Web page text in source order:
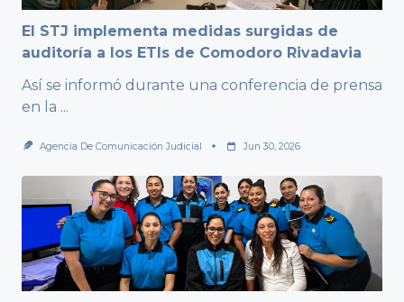
El STJ implementa medidas surgidas de
auditoría a los ETIs de Comodoro Rivadavia
Así se informó durante una conferencia de prensa
en la ...
Agencia De Comunicación Judicial Jun 30, 2026